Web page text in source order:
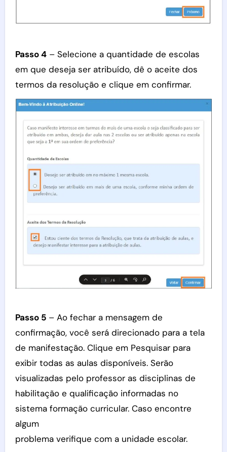
Passo 4– Selecione a quantidade de escolas
em que deseja ser atribuído, dê o aceite dos
termos da resolução e clique em confirmar.
Passo 5 – Ao fechar a mensagem de
confirmação, você será direcionado para a tela
de manifestação. Clique em Pesquisar para
exibir todas as aulas disponíveis. Serão
visualizadas pelo professor as disciplinas de
habilitação e qualificação informadas no
sistema formação curricular. Caso encontre
algum
problema verifique com a unidade escolar.